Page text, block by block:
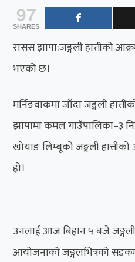
97
SHARES
रासस झापा:जङ्गली हात्तीको
भएको छ।
मर्निङवाकमा जाँदा जङ्गली
झापामा कमल गाउँपालिका–३
खोयाङ लिम्बूको जङ्गली
हो।
उनलाई आज बिहान ५ बजे जङ्गली
आयोजनाको जङ्गलभित्रको